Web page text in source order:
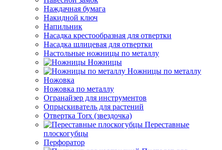
Наждачная бумага
Накидной ключ
Напильник
Насадка крестообразная для отвертки
Насадка шлицевая для отвертки
Настольные ножницы по металлу
Ножницы
Ножницы по металлу
Ножовка
Ножовка по металлу
Огранайзер для инструментов
Опрыскиватель для растений
Отвертка Torx (звездочка)
Переставные
плоскогубцы
Перфоратор